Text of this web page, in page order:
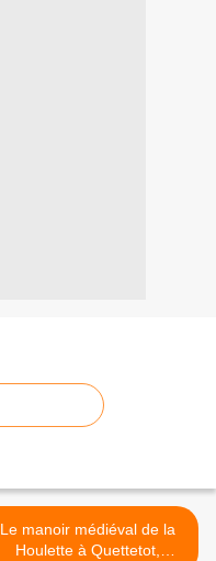
Le manoir médiéval de la
Houlette à Quettetot,